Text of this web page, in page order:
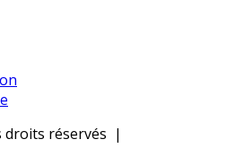
droits réservés |